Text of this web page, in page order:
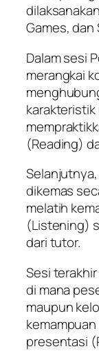
Games, dan
Dalam sesi
merangkai
(Reading)
dikemas
melatih
(Listening)
dari tutor.
Sesi
di mana
maupun
presentasi